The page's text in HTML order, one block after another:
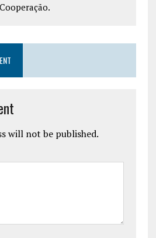
Cooperação.
will not be published.